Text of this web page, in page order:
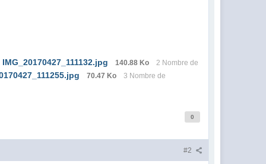
IMG_20170427_111132.jpg 140.88 Ko 2 Nombre de
70.47 Ko 3 Nombre de
0
#2